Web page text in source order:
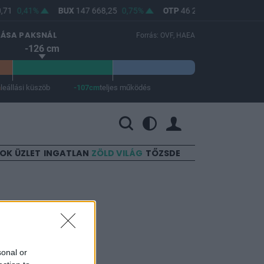
or
0,41% BUX147 668,25 0,75% OTP 46 280
PAKSNÁL Forrás: OVF, HAEA
-126 cm
leállási küszöb -107cmteljes működés
ÜZLET INGATLAN ZÖLD VILÁG TŐZSDE